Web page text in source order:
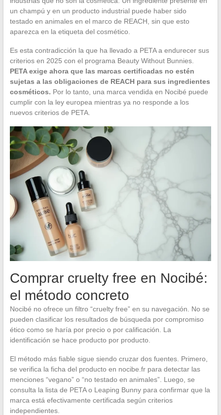
un champú y en un producto industrial puede haber sido
testado en animales en el marco de REACH, sin que esto
aparezca en la etiqueta del cosmético.
Es esta contradicción la que ha llevado a PETA a endurecer sus
criterios en 2025 con el programa Beauty Without Bunnies.
PETA exige ahora que las marcas certificadas no estén
sujetas a las obligaciones de REACH para sus ingredientes
cosméticos. Por lo tanto, una marca vendida en Nocibé puede
cumplir con la ley europea mientras ya no responde a los
nuevos criterios de PETA.
Comprar cruelty free en Nocibé:
el método concreto
Nocibé no ofrece un filtro “cruelty free” en su navegación. No se
pueden clasificar los resultados de búsqueda por compromiso
ético como se haría por precio o por calificación. La
identificación se hace producto por producto.
El método más fiable sigue siendo cruzar dos fuentes. Primero,
se verifica la ficha del producto en nocibe.fr para detectar las
menciones “vegano” o “no testado en animales”. Luego, se
consulta la lista de PETA o Leaping Bunny para confirmar que la
marca está efectivamente certificada según criterios
independientes.